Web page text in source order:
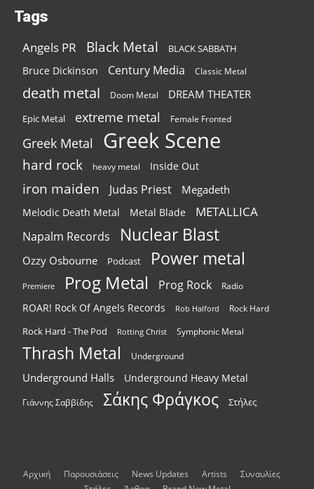
Tags
Angels PR Black Metal BLACK SABBATH
Bruce Dickinson Century Media Classic Metal
death metal Doom Metal DREAM THEATER
Epic Metal extreme metal Female Fronted
Greek Metal Greek Scene
hard rock heavy metal Inside Out
iron maiden Judas Priest Megadeth
Melodic Death Metal Metal Blade METALLICA
Napalm Records Nuclear Blast
Ozzy Osbourne Podcast Power metal
Premiere Prog Metal Prog Rock Radio
ROAR! Rock Of Angels Records Rob Halford Rock Hard
Rock Hard - The Pod Rotting Christ Symphonic Metal
Thrash Metal Underground
Underground Halls Underground Heavy Metal
Γιάννης Σαββίδης Σάκης Φράγκος Στήλες
Αρχική Παρουσιάσεις News Updates Artists
Συναυλίες